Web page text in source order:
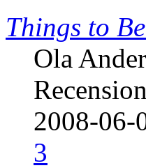
Things to
Ola
Recension
2008-06-
3